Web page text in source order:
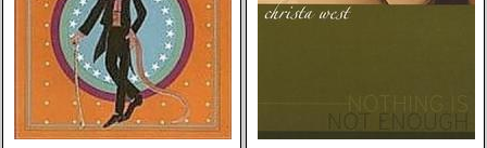
tracks